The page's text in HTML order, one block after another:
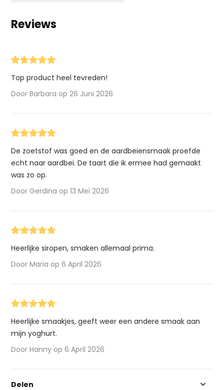
Reviews
Top product heel tevreden!
Door Barbara op 26 Juni 2026
De zoetstof was goed en de aardbeiensmaak proefde
echt naar aardbei. De taart die ik ermee had gemaakt
was zo op.
Door Gerdina op 13 Mei 2026
Heerlijke siropen, smaken allemaal prima.
Door Maria op 6 April 2026
Heerlijke smaakjes, geeft weer een andere smaak aan
mijn yoghurt.
Door Hanny op 6 April 2026
Delen